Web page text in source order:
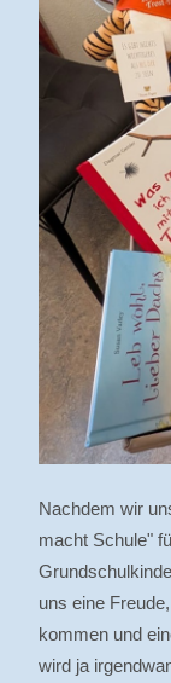
Nachdem wir
macht Schule"
uns eine
kommen und
wird ja